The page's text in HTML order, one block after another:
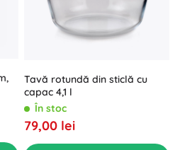
Tavă rotundă din sticlă cu
capac 4,1 l
În stoc
79,00 lei